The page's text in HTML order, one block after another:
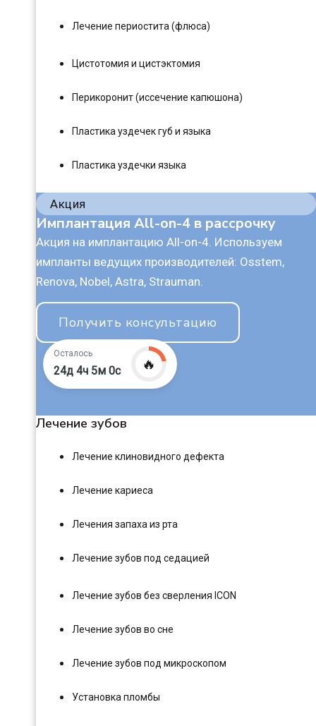
Лечение периостита (флюса)
Цистотомия и цистэктомия
Перикоронит (иссечение капюшона)
Пластика уздечек губ и языка
Пластика уздечки языка
Акция
Имплантация All-on-4 в рассрочку
Акция на имплантацию All-on-4. Используем
импланты ведущих производителей: Osstem,
Renova, Nobel, Astra, Strauman.
Получить консультацию
Осталось
24д 4ч 4м 59с 🔥
Лечение зубов
Лечение клиновидного дефекта
Лечение кариеса
Лечения запаха из рта
Лечение зубов под седацией
Лечение зубов без сверления ICON
Лечение зубов во сне
Лечение зубов под микроскопом
Установка пломбы